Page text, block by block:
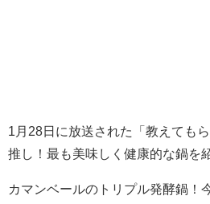
1月28日に放送された「教えても
推し！最も美味しく健康的な鍋を
カマンベールのトリプル発酵鍋！